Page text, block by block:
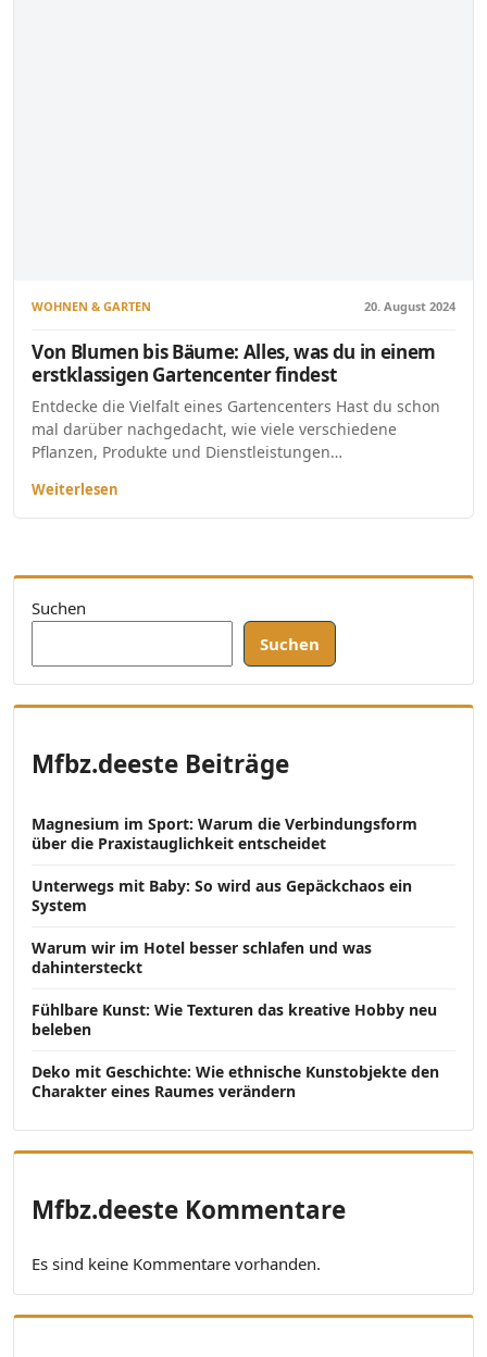
WOHNEN & GARTEN 20. August 2024
Von Blumen bis Bäume: Alles, was du in einem
erstklassigen Gartencenter findest
Entdecke die Vielfalt eines Gartencenters Hast du schon
mal darüber nachgedacht, wie viele verschiedene
Pflanzen, Produkte und Dienstleistungen…
Weiterlesen
Suchen
Suchen
Mfbz.deeste Beiträge
Magnesium im Sport: Warum die Verbindungsform
über die Praxistauglichkeit entscheidet
Unterwegs mit Baby: So wird aus Gepäckchaos ein
System
Warum wir im Hotel besser schlafen und was
dahintersteckt
Fühlbare Kunst: Wie Texturen das kreative Hobby neu
beleben
Deko mit Geschichte: Wie ethnische Kunstobjekte den
Charakter eines Raumes verändern
Mfbz.deeste Kommentare
Es sind keine Kommentare vorhanden.